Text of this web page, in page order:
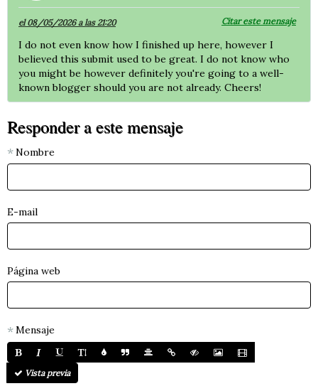
el 08/05/2026 a las 21:20 Citar este mensaje
I do not even know how I finished up here, however I
believed this submit used to be great. I do not know who
you might be however definitely you're going to a well-
known blogger should you are not already. Cheers!
Responder a este mensaje
Nombre
E-mail
Página web
Mensaje
Vista previa